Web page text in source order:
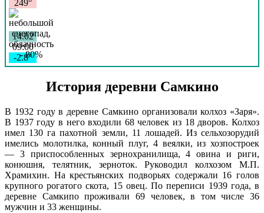
12:03:7301001:2
249°
14.02
09:00
-2.8°
757
14.02
12:00
-2.8°
759
91%
4.8
299°
История деревни Самкино
В 1932 году в деревне Самкино организовали колхоз «Заря».
В 1937 году в него входили 68 человек из 18 дворов. Колхоз
имел 130 га пахотной земли, 11 лошадей. Из сельхозорудий
имелись молотилка, конный плуг, 4 веялки, из хозпостроек
— 3 приспособленных зернохранилища, 4 овина и риги,
конюшня, телятник, зерноток. Руководил колхозом М.П.
Храмихин. На крестьянских подворьях содержали 16 голов
крупного рогатого скота, 15 овец. По переписи 1939 года, в
деревне Самкипо проживали 69 человек, в том числе 36
мужчин и 33 женщины.